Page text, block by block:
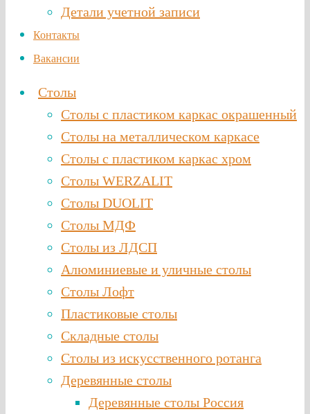
Детали учетной записи
Контакты
Вакансии
Столы
Столы с пластиком каркас окрашенный
Столы на металлическом каркасе
Столы с пластиком каркас хром
Столы WERZALIT
Столы DUOLIT
Столы МДФ
Столы из ЛДСП
Алюминиевые и уличные столы
Столы Лофт
Пластиковые столы
Складные столы
Столы из искусственного ротанга
Деревянные столы
Деревянные столы Россия